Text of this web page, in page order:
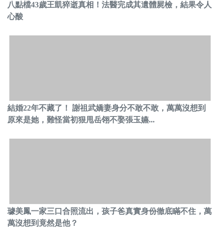
八點檔43歲王凱猝逝真相！法醫完成其遺體屍檢，結果令人
心酸
結婚22年不藏了！ 謝祖武嬌妻身分不敢不敢，萬萬沒想到
原來是她，難怪當初狠甩岳翎不娶張玉嬿...
璩美鳳一家三口合照流出，孩子爸真實身份徹底瞞不住，萬
萬沒想到竟然是他？